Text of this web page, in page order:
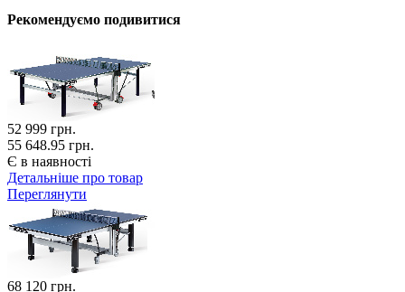
Рекомендуємо подивитися
52 999 грн.
55 648.95 грн.
Є в наявності
Детальніше про товар
Переглянути
68 120 грн.